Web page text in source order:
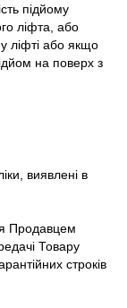
підйому
ліфта, або
ліфті або якщо
на поверх з
виявлені в
Продавцем
Товару
строків